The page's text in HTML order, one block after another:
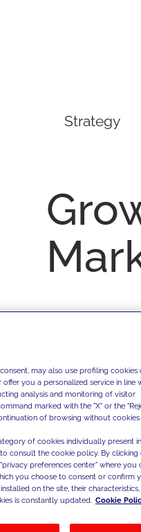
Strategy
Aiutiamo i
nuove
mercato
intelligence e
traducendo
di crescita
may also use profiling cookies
you a personalized service in line
analysis and monitoring of visitor
marked with the "X" or the
of browsing without
of cookies individually present
consult the cookie policy. By clicking
preferences center" where you
you choose to consent or confirm
on the site, their characteristics,
is constantly updated. Cookie